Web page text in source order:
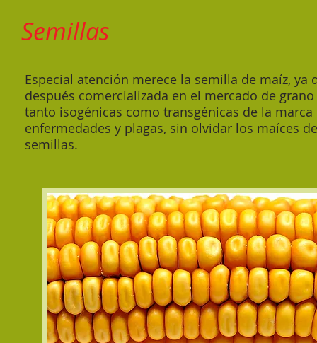
Semillas
Especial atención merece la semilla de maíz,
después comercializada en el mercado de
tanto isogénicas como transgénicas de la marca
enfermedades y plagas, sin olvidar los maíces
semillas.